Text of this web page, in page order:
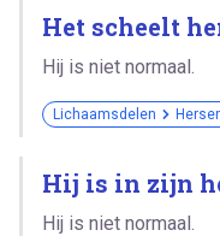
Het scheelt
Hij is niet normaal.
Lichaamsdelen
Hij is in zijn
Hij is niet normaal.